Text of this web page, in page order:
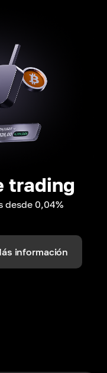
trading
desde 0,04%
información